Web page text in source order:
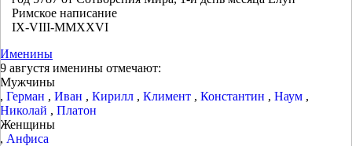
Римское написание
IX-VIII-MMXXVI
Именины
9 августя именины отмечают:
Мужчины
, Герман , Иван , Кирилл , Климент , Константин , Наум ,
Николай , Платон
Женщины
, Анфиса